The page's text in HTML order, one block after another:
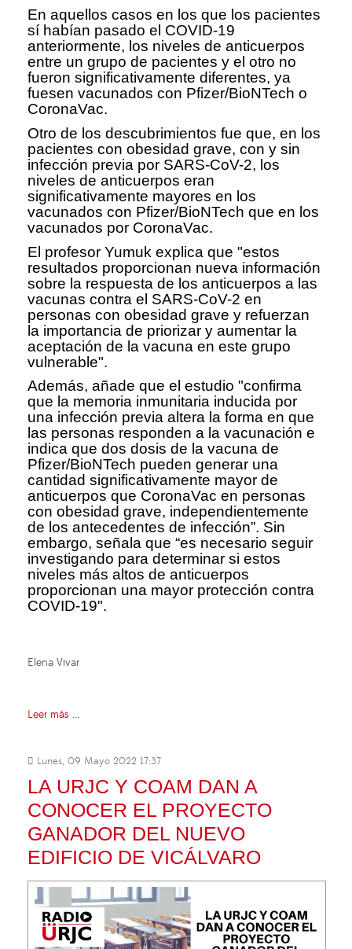
En aquellos casos en los que los pacientes
sí habían pasado el COVID-19
anteriormente, los niveles de anticuerpos
entre un grupo de pacientes y el otro no
fueron significativamente diferentes, ya
fuesen vacunados con Pfizer/BioNTech o
CoronaVac.
Otro de los descubrimientos fue que, en los
pacientes con obesidad grave, con y sin
infección previa por SARS-CoV-2, los
niveles de anticuerpos eran
significativamente mayores en los
vacunados con Pfizer/BioNTech que en los
vacunados por CoronaVac.
El profesor Yumuk explica que "estos
resultados proporcionan nueva información
sobre la respuesta de los anticuerpos a las
vacunas contra el SARS-CoV-2 en
personas con obesidad grave y refuerzan
la importancia de priorizar y aumentar la
aceptación de la vacuna en este grupo
vulnerable".
Además, añade que el estudio "confirma
que la memoria inmunitaria inducida por
una infección previa altera la forma en que
las personas responden a la vacunación e
indica que dos dosis de la vacuna de
Pfizer/BioNTech pueden generar una
cantidad significativamente mayor de
anticuerpos que CoronaVac en personas
con obesidad grave, independientemente
de los antecedentes de infección”. Sin
embargo, señala que “es necesario seguir
investigando para determinar si estos
niveles más altos de anticuerpos
proporcionan una mayor protección contra
COVID-19".
Elena Vivar
Leer más ...
Lunes, 09 Mayo 2022 17:37
LA URJC Y COAM DAN A
CONOCER EL PROYECTO
GANADOR DEL NUEVO
EDIFICIO DE VICÁLVARO